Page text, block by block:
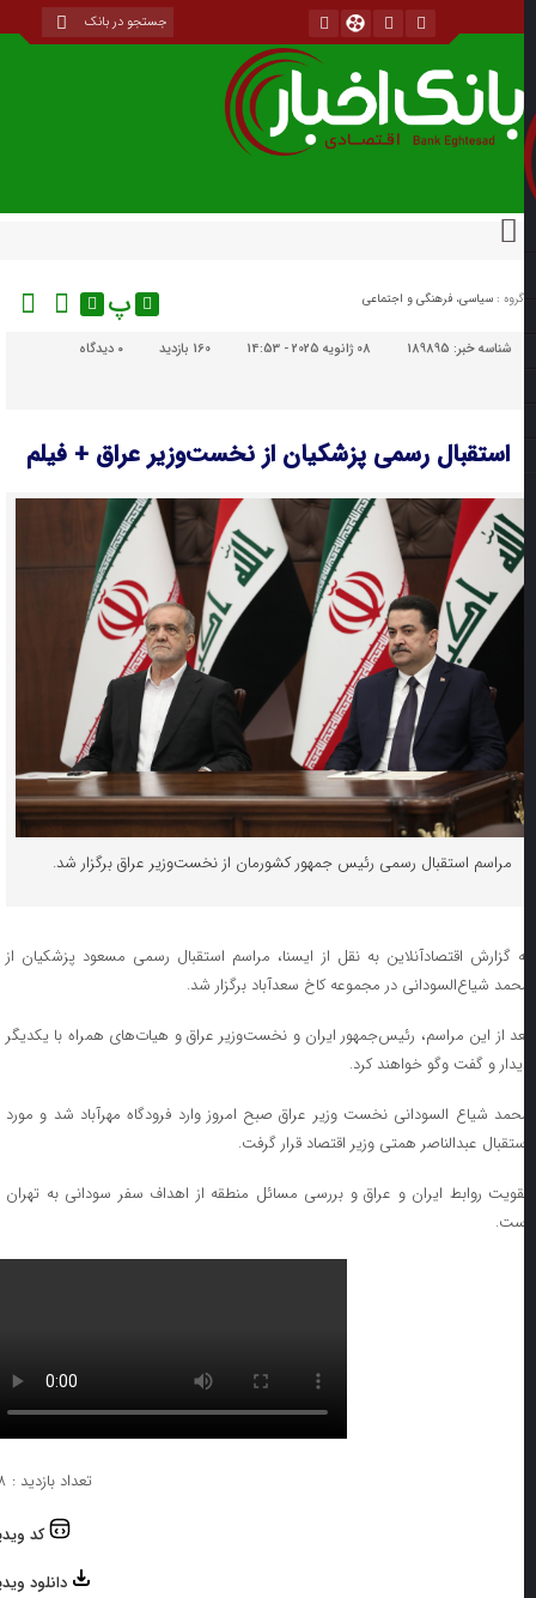
گروه :سیاسی، فرهنگی و اجتماعی پ
شناسه خبر:189895 08 ژانویه 2025 - 14:53 160 بازدید دیدگاه
استقبال رسمی پزشکیان از نخست‌وزیر عراق + فیلم
مراسم استقبال رسمی رئیس جمهور کشورمان از نخست‌وزیر عراق برگزار شد.
گزارش اقتصادآنلاین به نقل از ایسنا، مراسم استقبال رسمی مسعود پزشکیان از
شیاع‌السودانی در مجموعه کاخ سعدآباد برگزار شد.
از این مراسم، رئیس‌جمهور ایران و نخست‌وزیر عراق و هیات‌های همراه با یکدیگر
و گفت وگو خواهند کرد.
شیاع السودانی نخست وزیر عراق صبح امروز وارد فرودگاه مهرآباد شد و مورد
عبدالناصر همتی وزیر اقتصاد قرار گرفت.
روابط ایران و عراق و بررسی مسائل منطقه از اهداف سفر سودانی به تهران
تعداد بازدید : ۳۸
کد ویدیو
دانلود ویدیو